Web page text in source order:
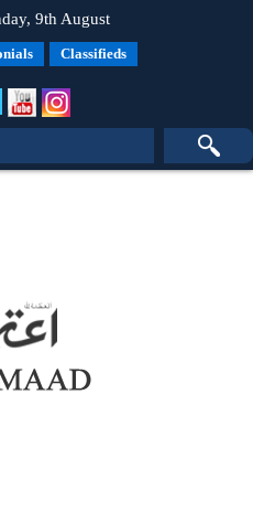
9th August
Classifieds